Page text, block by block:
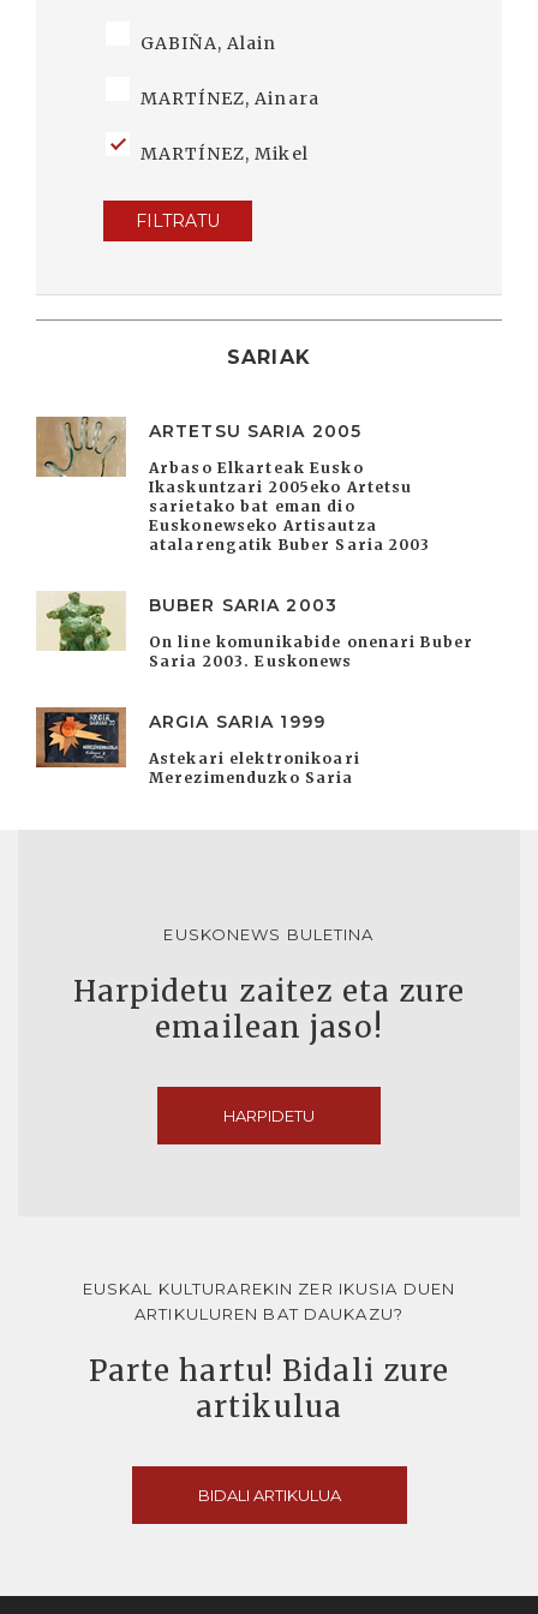
GABIÑA, Alain
MARTÍNEZ, Ainara
MARTÍNEZ, Mikel
FILTRATU
SARIAK
ARTETSU SARIA 2005
Arbaso Elkarteak Eusko
Ikaskuntzari 2005eko Artetsu
sarietako bat eman dio
Euskonewseko Artisautza
atalarengatik Buber Saria 2003
BUBER SARIA 2003
On line komunikabide onenari Buber
Saria 2003. Euskonews
ARGIA SARIA 1999
Astekari elektronikoari
Merezimenduzko Saria
EUSKONEWS BULETINA
Harpidetu zaitez eta zure
emailean jaso!
HARPIDETU
EUSKAL KULTURAREKIN ZER IKUSIA DUEN
ARTIKULUREN BAT DAUKAZU?
Parte hartu! Bidali zure
artikulua
BIDALI ARTIKULUA